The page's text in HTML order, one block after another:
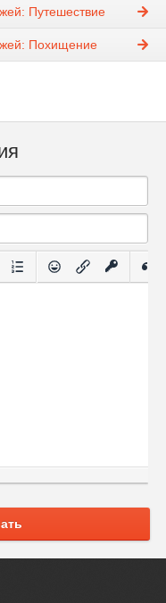
Путешествие
Похищение